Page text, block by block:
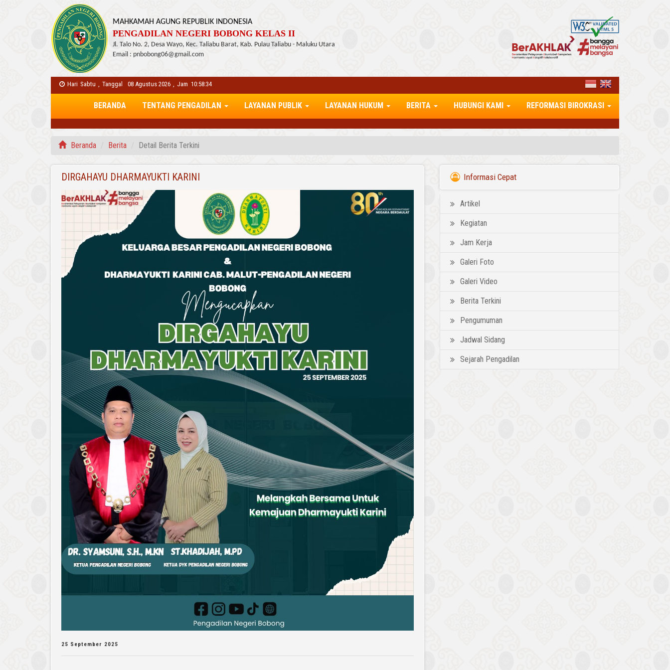
MAHKAMAH AGUNG REPUBLIK INDONESIA
PENGADILAN NEGERI BOBONG KELAS II
Jl. Talo No. 2, Desa Wayo, Kec. Taliabu Barat, Kab. Pulau Taliabu - Maluku Utara
Email : pnbobong06@gmail.com
Hari Sabtu , Tanggal 08 Agustus 2026 , Jam 10:58:34
BERANDA TENTANG PENGADILAN LAYANAN PUBLIK LAYANAN HUKUM BERITA HUBUNGI KAMI REFORMASI BIROKRASI
Beranda Berita Detail Berita Terkini
DIRGAHAYU DHARMAYUKTI KARINI
25 September 2025
Informasi Cepat
Artikel
Kegiatan
Jam Kerja
Galeri Foto
Galeri Video
Berita Terkini
Pengumuman
Jadwal Sidang
Sejarah Pengadilan